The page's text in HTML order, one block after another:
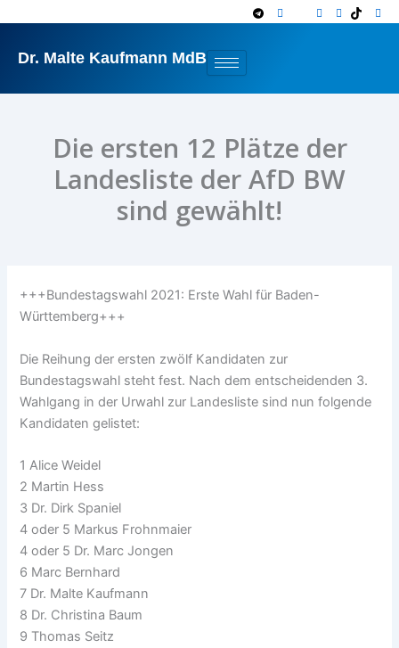
springen
Dr. Malte Kaufmann MdB
Die ersten 12 Plätze der
Landesliste der AfD BW
sind gewählt!
+++Bundestagswahl 2021: Erste Wahl für Baden-
Württemberg+++
Die Reihung der ersten zwölf Kandidaten zur
Bundestagswahl steht fest. Nach dem entscheidenden 3.
Wahlgang in der Urwahl zur Landesliste sind nun folgende
Kandidaten gelistet:
1 Alice Weidel
2 Martin Hess
3 Dr. Dirk Spaniel
4 oder 5 Markus Frohnmaier
4 oder 5 Dr. Marc Jongen
6 Marc Bernhard
7 Dr. Malte Kaufmann
8 Dr. Christina Baum
9 Thomas Seitz